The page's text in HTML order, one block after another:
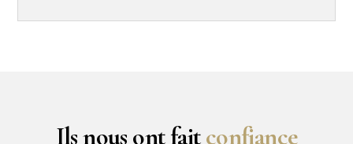
Ils nous ont faitconfiance